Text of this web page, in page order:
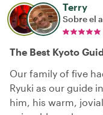
Terry
Sobre el
The Best Kyoto
Our family of five
Ryuki as our guide
him, his warm,